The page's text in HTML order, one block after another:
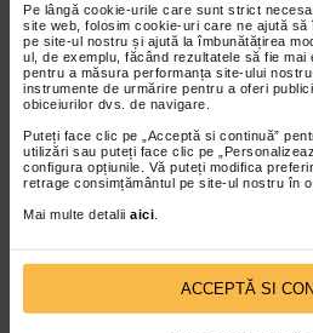
Pe lângă cookie-urile care sunt strict
site web, folosim cookie-uri care ne ajută să
pe site-ul nostru și ajută la îmbunătățirea
ul, de exemplu, făcând rezultatele să fie mai
pentru a măsura performanța site-ului
instrumente de urmărire pentru a oferi
obiceiurilor dvs. de navigare.
Puteți face clic pe „Acceptă si continuă”
utilizări sau puteți face clic pe
configura opțiunile. Vă puteți modifica
retrage consimțământul pe site-ul nostru în
Mai multe detalii aici
ACCEPTĂ SI
Dermatherm Optimal tolerance
gel calmant pentru curatare…
Formulat fara conservanti sau
parfumuri, gelul organic linistitor de
la Dermatherm curata si…